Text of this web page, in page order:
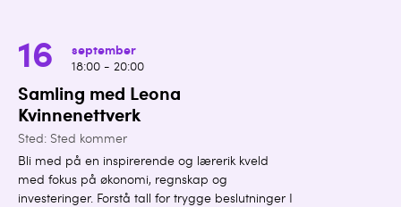
16
september
18:00 - 20:00
Samling med Leona
Kvinnenettverk
Sted: Sted kommer
Bli med på en inspirerende og lærerik kveld
med fokus på økonomi, regnskap og
investeringer. Forstå tall for trygge beslutninger I